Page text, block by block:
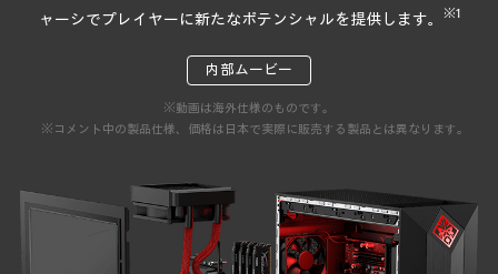
ャーシでプレイヤーに新たなポテンシャルを提供します。 ※1
内部ムービー
※動画は海外仕様のものです。
※コメント中の製品仕様、価格は日本で実際に販売する製品とは異なります。